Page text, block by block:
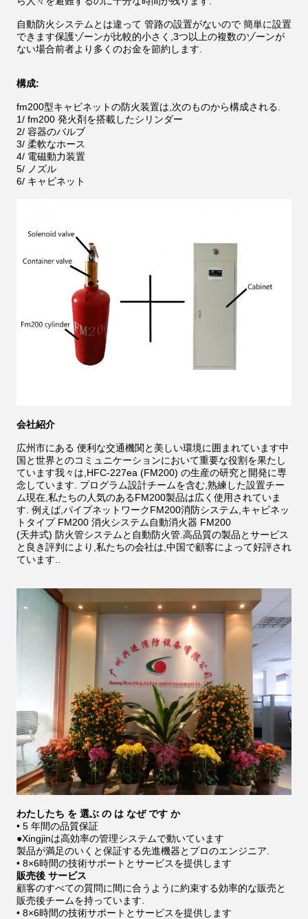
自動防火システムとは違って 管路の設置がないので 簡単に設置
できます保護ゾーンが比較的小さく,3つ以上の複数のゾーンが
ない場合前者より多くのお金を節約します.
構成:
fm200型キャビネットの防火装置は,次のものから構成される.
1/ fm200 発火剤を搭載したシリンダー
2/ 容器のバルブ
3/ 柔軟なホース
4/ 電磁動力装置
5/ ノズル
6/ キャビネット
会社紹介
広州市にある 便利な交通機関と美しい環境に囲まれています中
国と世界とのコミュニケーションにおいて重要な役割を果たし
ています我々は,HFC-227ea (FM200) の生産の研究と開発に専
念しています. プログラム設計チームを含む,熟練した設置チー
ム現在,私たちの人気のあるFM200製品は広く使用されていま
す. 例えば,パイプネットワークFM200消防システム,キャビネッ
トタイプ FM200 消火システム自動消火器 FM200
(天井式) 防火管システムと自動防火管.高品質の製品とサービス
と良き評判により,私たちの会社は,中国で顧客によって好評され
ています..
わたしたち を 選ぶ の は なぜ です か
• 5 年間の品質保証
●Xingjinは高効率の管理システムで動いています
製品が満足のいくと保証する先進機器とプロのエンジニア.
• 8×6時間の技術サポートとサービスを提供します
販売後 サービス
顧客のすべての質問に間に合うように約束する効率的な販売と
販売後チームを持っています.
• 8×6時間の技術サポートとサービスを提供します